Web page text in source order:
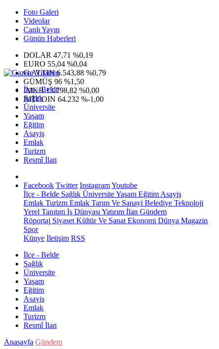
Foto Galeri
Videolar
Canlı Yayın
Günün Haberleri
DOLAR 47,71 %0,19
EURO 55,04 %0,04
G.ALTIN6.543,88 %0,79
GÜMÜŞ 96 %1,50
IMKB13.798,82 %0,00
BITCOIN 64.232 %-1,00
İlçe - Belde
Sağlık
Üniversite
Yaşam
Eğitim
Asayiş
Emlak
Turizm
Resmî İlan
Facebook Twitter InstagramYoutube
İlçe - Belde Sağlık ÜniversiteYaşam Eğitim Asayiş
Emlak Turizm Emlak Tarım Ve Sanayi Belediye Teknoloji
Yerel Tanıtım İş Dünyası Yatırım İlan Gündem
Röportaj Siyaset Kültür Ve Sanat Ekonomi Dünya Magazin
Spor
Künye İletişim RSS
İlçe - Belde
Sağlık
Üniversite
Yaşam
Eğitim
Asayiş
Emlak
Turizm
Resmî İlan
Anasayfa Gündem